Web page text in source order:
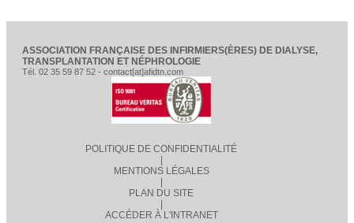
ASSOCIATION FRANÇAISE DES INFIRMIERS(ÈRES) DE DIALYSE,
TRANSPLANTATION ET NÉPHROLOGIE
Tél. 02 35 59 87 52 - contact[at]afidtn.com
POLITIQUE DE CONFIDENTIALITÉ
MENTIONS LÉGALES
PLAN DU SITE
ACCÉDER À L'INTRANET